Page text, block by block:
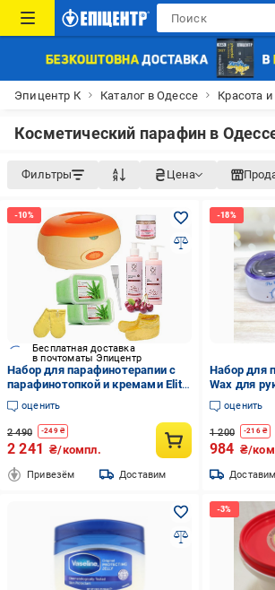
Эпицентр К Каталог в Одессе Красота
Косметический парафин в
Фильтры Цена
Бесплатная доставка
в почтоматы Эпицентр
Набор для парафинотерапии с
парафинотопкой и кремами Elit-
Lab
оценить
2 490 -249₴
2 241 ₴/компл.
Привезём Доставим
Набор для
Wax для
оценить
1 200 -216₴
984 ₴/
Доставим